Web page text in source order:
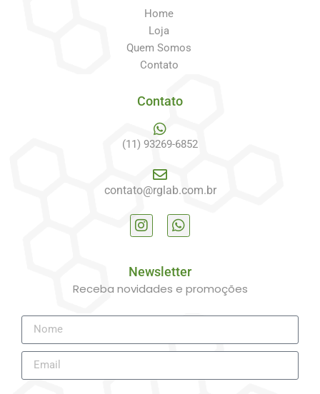
Home
Loja
Quem Somos
Contato
Contato
(11) 93269-6852
contato@rglab.com.br
Newsletter
Receba novidades e promoções